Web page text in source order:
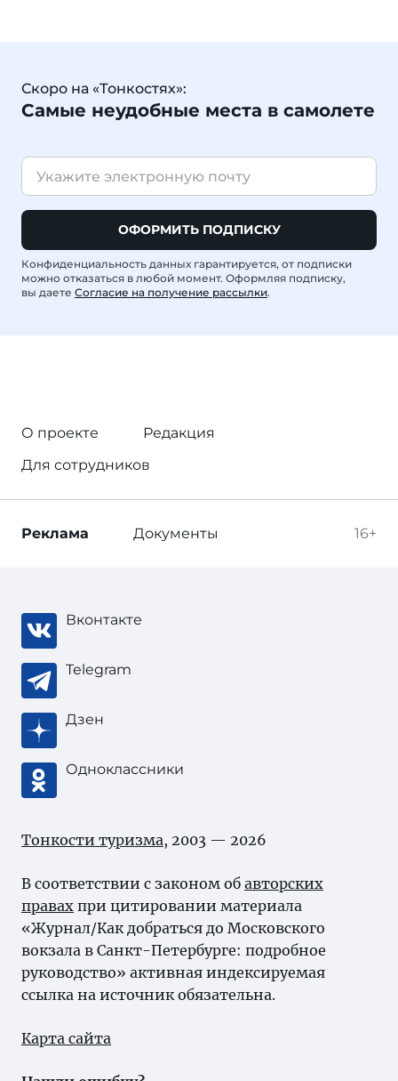
Скоро на «Тонкостях»:
Самые неудобные места в самолете
ОФОРМИТЬ ПОДПИСКУ
Конфиденциальность данных гарантируется, от подписки
можно отказаться в любой момент. Оформляя подписку,
вы даете Согласие на получение рассылки.
О проекте
Редакция
Для сотрудников
16+
Реклама Документы
Вконтакте
Telegram
Дзен
Одноклассники
Тонкости туризма, 2003 — 2026
В соответствии с законом об авторских
правах при цитировании материала
«Журнал/Как добраться до Московского
вокзала в Санкт-Петербурге: подробное
руководство» активная индексируемая
ссылка на источник обязательна.
Карта сайта